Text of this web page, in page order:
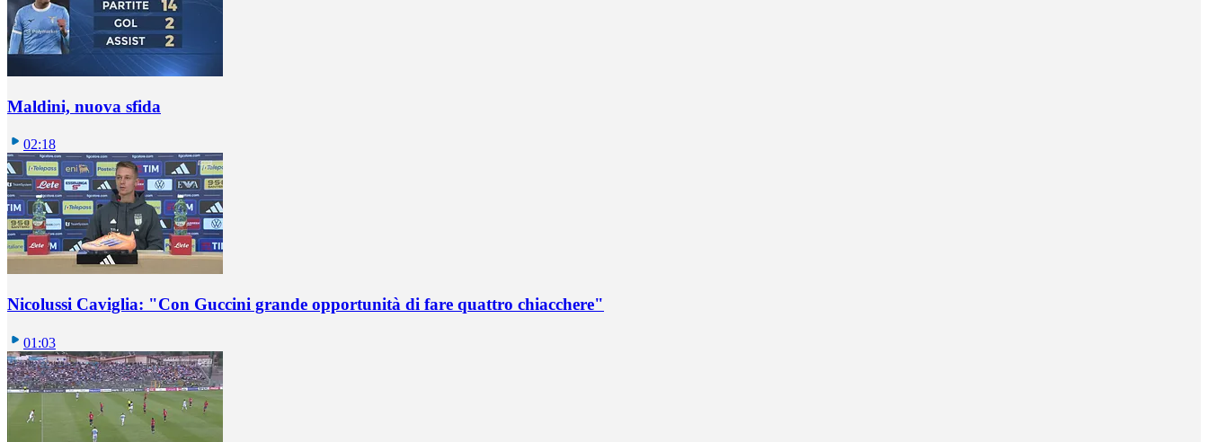
Maldini, nuova sfida
02:18
Nicolussi Caviglia: "Con Guccini grande opportunità di fare quattro chiacchere"
01:03